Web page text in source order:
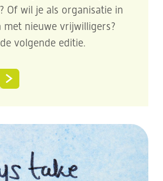
Of wil je als organisatie in
nieuwe vrijwilligers?
volgende editie.